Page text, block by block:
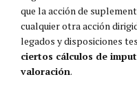
que la acción de
cualquier otra acción
legados y disposiciones
ciertos cálculos de
valoración.